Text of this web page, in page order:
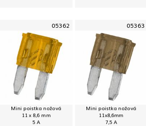
05362
Mini poistka nožová
11 x 8,6 mm
5 A
05363
Mini poistka nožová
11x8,6mm
7,5 A